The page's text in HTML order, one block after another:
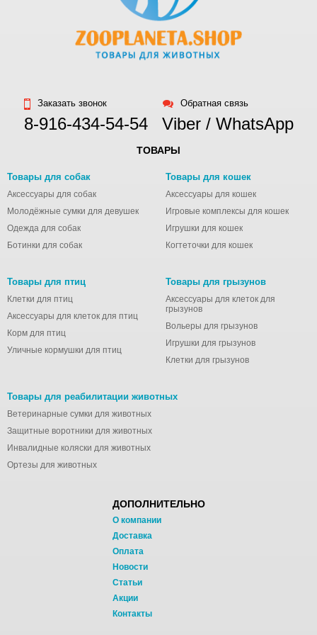
Заказать звонок
8-916-434-54-54
Обратная связь
Viber / WhatsApp
ТОВАРЫ
Товары для собак
Аксессуары для собак
Молодёжные сумки для девушек
Одежда для собак
Ботинки для собак
Товары для кошек
Аксессуары для кошек
Игровые комплексы для кошек
Игрушки для кошек
Когтеточки для кошек
Товары для птиц
Клетки для птиц
Аксессуары для клеток для птиц
Корм для птиц
Уличные кормушки для птиц
Товары для грызунов
Аксессуары для клеток для
грызунов
Вольеры для грызунов
Игрушки для грызунов
Клетки для грызунов
Товары для реабилитации животных
Ветеринарные сумки для животных
Защитные воротники для животных
Инвалидные коляски для животных
Ортезы для животных
ДОПОЛНИТЕЛЬНО
О компании
Доставка
Оплата
Новости
Статьи
Акции
Контакты